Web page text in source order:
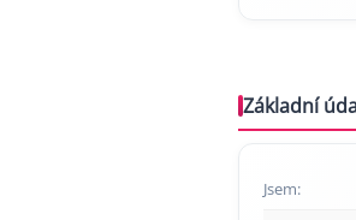
Základní
Jsem: